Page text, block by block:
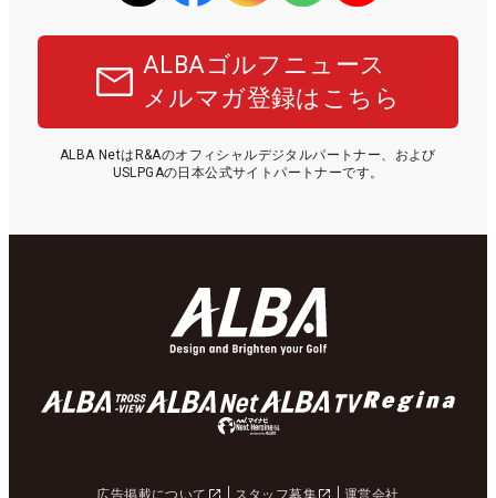
ALBAゴルフニュース
メルマガ登録はこちら
ALBA NetはR&Aのオフィシャルデジタルパートナー、および
USLPGAの日本公式サイトパートナーです。
広告掲載について スタッフ募集 運営会社